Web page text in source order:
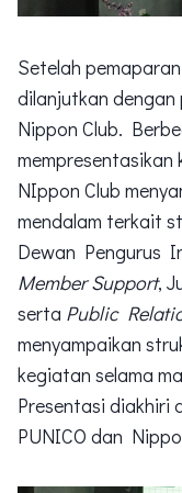
Setelah
dilanjutkan
Nippon Club.
mempresentasikan
NIppon Club
mendalam terkait
Dewan Pengurus
Member Support,
serta Public
menyampaikan
kegiatan selama
Presentasi diakhiri
PUNICO dan